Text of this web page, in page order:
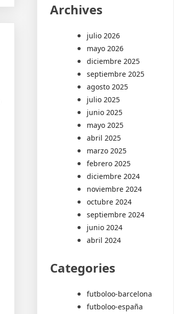
Archives
julio 2026
mayo 2026
diciembre 2025
septiembre 2025
agosto 2025
julio 2025
junio 2025
mayo 2025
abril 2025
marzo 2025
febrero 2025
diciembre 2024
noviembre 2024
octubre 2024
septiembre 2024
junio 2024
abril 2024
Categories
futboloo-barcelona
futboloo-españa